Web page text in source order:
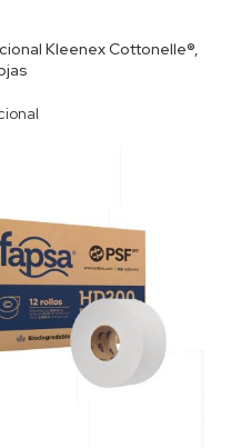
Kleenex Cottonelle®,